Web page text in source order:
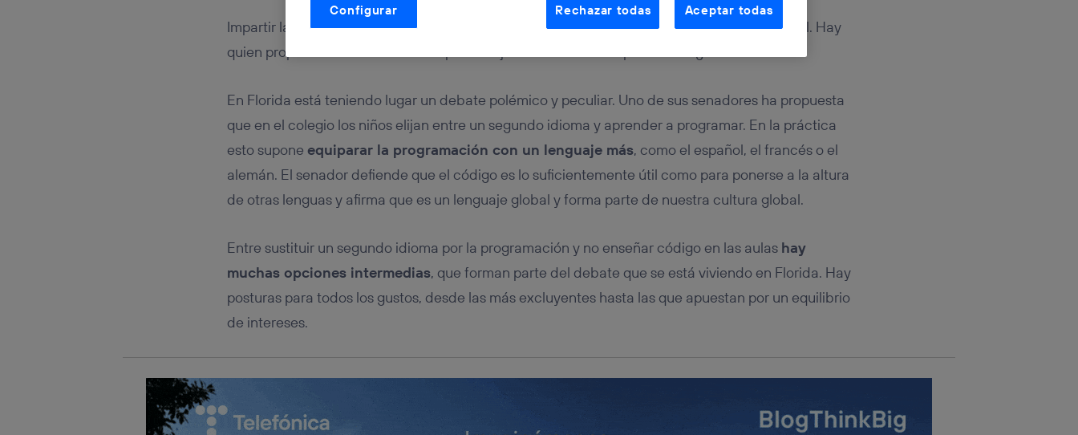
Impartir la programación en las escuelas se está convirtiendo en algo cada vez más habitual. Hay
quien propone incluso sustituir el aprendizaje de otros idiomas por esta asignatura.
En Florida está teniendo lugar un debate polémico y peculiar. Uno de sus senadores ha propuesta
que en el colegio los niños elijan entre un segundo idioma y aprender a programar. En la práctica
esto supone equiparar la programación con un lenguaje más, como el español, el francés o el
alemán. El senador defiende que el código es lo suficientemente útil como para ponerse a la altura
de otras lenguas y afirma que es un lenguaje global y forma parte de nuestra cultura global.
Entre sustituir un segundo idioma por la programación y no enseñar código en las aulas hay
muchas opciones intermedias, que forman parte del debate que se está viviendo en Florida. Hay
posturas para todos los gustos, desde las más excluyentes hasta las que apuestan por un equilibrio
de intereses.
La tecnología Utiq está diseñada con la privacidad como prioridad ofreciéndote elección y
control.
utilizando tu dirección IP y otra información de la cuenta de cliente de telecomunicaciones
Este identificador se asigna a la conexión de internet, por lo que cualquier persona que
conecte su dispositivo y consienta el uso de la tecnología recibirá el mismo identificador.
Típicamente:
Si utilizas unaconexión de banda ancha (p. ej., Wi-Fi), el marketing o análisis se
realizará en función de las actividades de navegación de los miembros del hogar que
hayan dado su consentimiento.
Si utilizasdatos móviles , el marketing será más personalizado, ya que se basará
Puedes gestionar los consentimientos Utiq seleccionando “Administrar Utiq” en la parte
inferior de esta página web o visitando el portal de privacidad de Utiq (“consenthub”)
Para más información, consulta la política de privacidad de Utiq.
Configurar Rechazar todas Aceptar todas